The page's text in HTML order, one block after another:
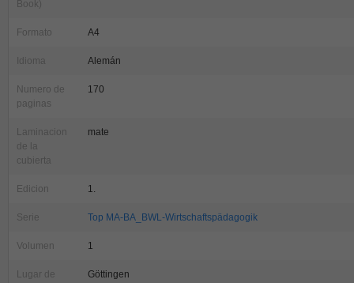
Book)
Formato A4
Idioma Alemán
Numero de
paginas
170
Laminacion
de la
cubierta
mate
Edicion 1.
Serie Top MA-BA_BWL-Wirtschaftspädagogik
Volumen 1
Lugar de
Göttingen